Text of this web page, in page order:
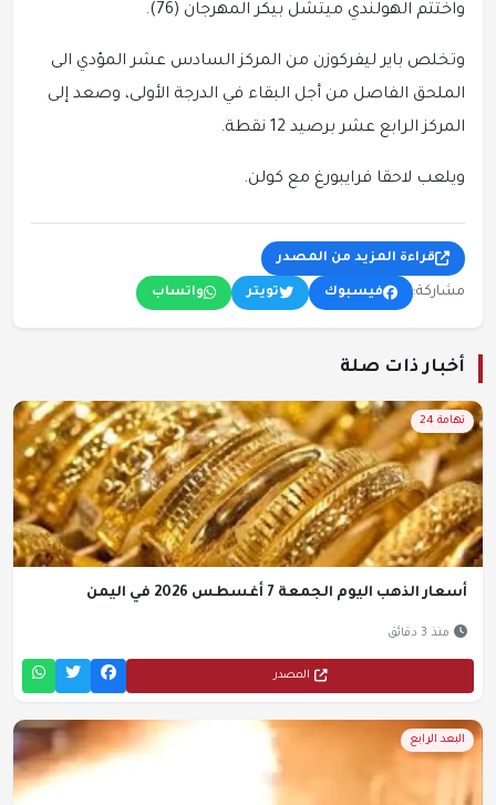
واختتم الهولندي ميتشل بيكر المهرجان (76).
وتخلص باير ليفركوزن من المركز السادس عشر المؤدي الى
الملحق الفاصل من أجل البقاء في الدرجة الأولى، وصعد إلى
المركز الرابع عشر برصيد 12 نقطة.
ويلعب لاحقا فرايبورغ مع كولن.
قراءة المزيد من المصدر
مشاركة: فيسبوك تويتر واتساب
أخبار ذات صلة
تهامة 24
أسعار الذهب اليوم الجمعة 7 أغسطس 2026 في اليمن
منذ 3 دقائق
المصدر
البعد الرابع